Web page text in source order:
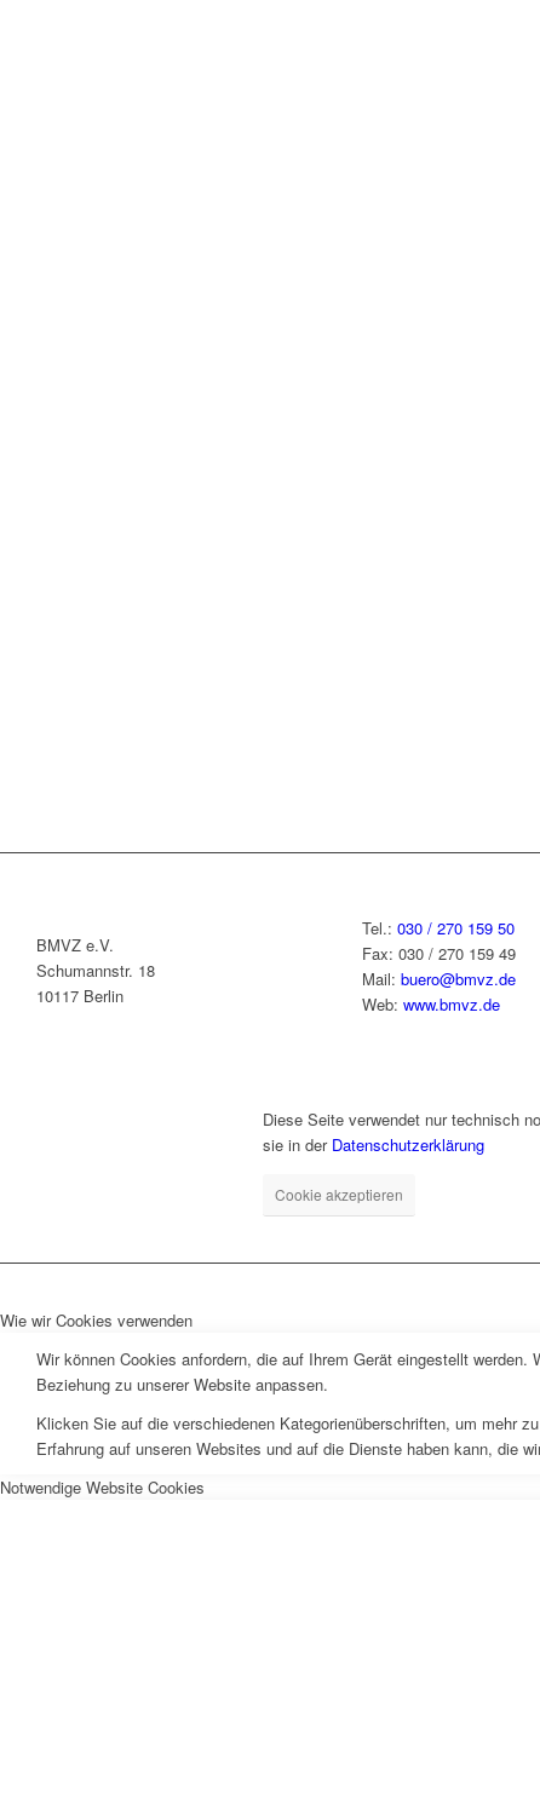
BMVZ e.V.
Schumannstr. 18
10117 Berlin
Tel.: 030 / 270 159 50
Fax: 030 / 270 159 49
Mail: buero@bmvz.de
Web: www.bmvz.de
Diese Seite verwendet nur technisch
sie in der Datenschutzerklärung
Cookie akzeptieren
Wie wir Cookies verwenden
Wir können Cookies anfordern, die auf Ihrem Gerät eingestellt
Beziehung zu unserer Website anpassen.
Klicken Sie auf die verschiedenen Kategorienüberschriften, um mehr
Erfahrung auf unseren Websites und auf die Dienste haben kann, die
Notwendige Website Cookies